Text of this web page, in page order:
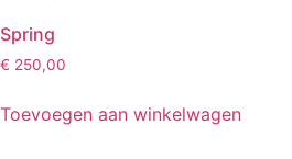
Spring
€ 250,00
Toevoegen aan winkelwagen